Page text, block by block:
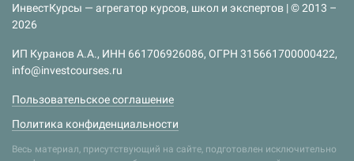
ИнвестКурсы — агрегатор курсов, школ и экспертов | © 2013 –
2026
ИП Куранов А.А., ИНН 661706926086, ОГРН 315661700000422,
info@investcourses.ru
Пользовательское соглашение
Политика конфиденциальности
Весь материал, присутствующий на сайте, подготовлен исключительно